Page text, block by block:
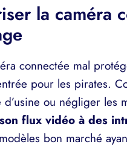
la caméra
connectée mal
pour les pirates.
d’usine ou négliger les
flux vidéo à des
bon marché